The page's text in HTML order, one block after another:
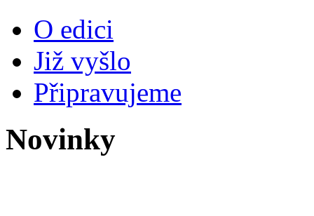
O edici
Již vyšlo
Připravujeme
Novinky